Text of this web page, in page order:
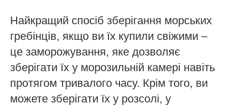
Найкращий спосіб зберігання морських
гребінців, якщо ви їх купили свіжими –
це заморожування, яке дозволяє
зберігати їх у морозильній камері навіть
протягом тривалого часу. Крім того, ви
можете зберігати їх у розсолі, у